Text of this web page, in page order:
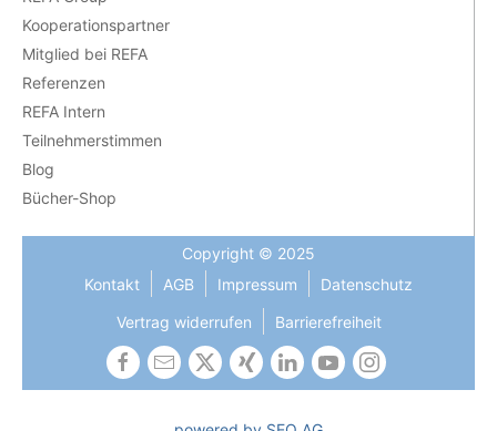
Kooperationspartner
Mitglied bei REFA
Referenzen
REFA Intern
Teilnehmerstimmen
Blog
Bücher-Shop
Copyright © 2025
Kontakt
AGB Impressum
Datenschutz
Vertrag widerrufen
Barrierefreiheit